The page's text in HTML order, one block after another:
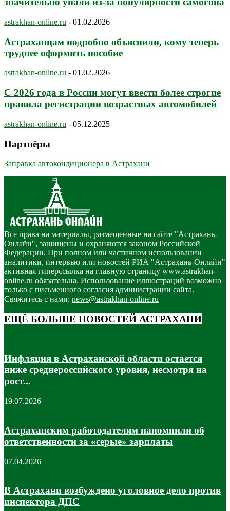
astrakhan-online.ru - 01.02.2026
Астраханцам подробно объяснили, кому теперь
труднее оформить пособие
astrakhan-online.ru - 01.02.2026
С 2026 года в России могут ввести более строгие
правила регистрации возрастных автомобилей
astrakhan-online.ru - 05.12.2025
Партнёры
Заправка автокондиционера в Астрахани
Все права на материалы, размещенные на сайте "Астрахань-
Онлайн", защищены и охраняются законом Российской
Федерации. При полном или частичном использовании
аналитики, интервью или новостей РИА "Астрахань-Онлайн"
активная гиперссылка на главную страницу www.astrakhan-
online.ru обязательна. Использование иллюстраций возможно
только с письменного согласия администрации сайта.
Свяжитесь с нами: news@astrakhan-online.ru
ЕЩЁ БОЛЬШЕ НОВОСТЕЙ АСТРАХАНИ
Инфляция в Астраханской области остается
ниже среднероссийского уровня, несмотря на
рост...
19.07.2026
Астраханским работодателям напомнили об
ответственности за «серые» зарплаты
07.04.2026
В Астрахани возбуждено уголовное дело против
инспектора ДПС